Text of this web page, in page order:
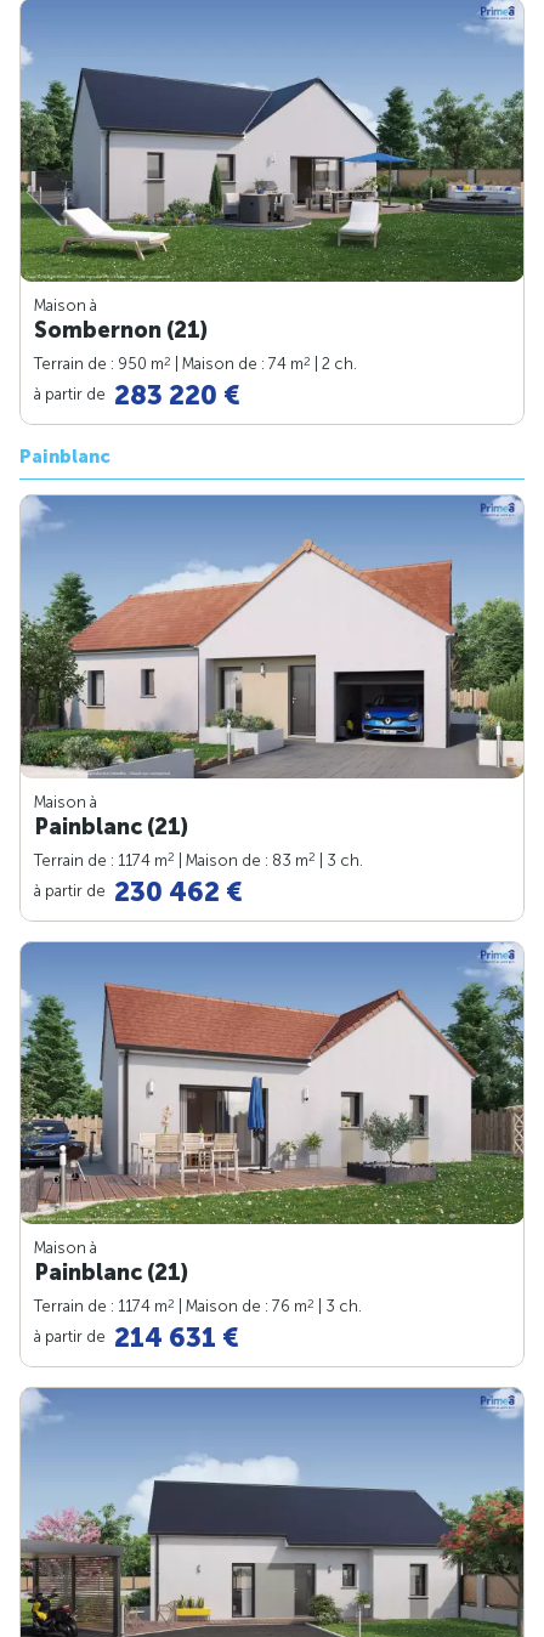
Maison à
Sombernon (21)
Terrain de : 950 m2 | Maison de : 74 m2
| 2 ch.
à partir de 283 220 €
Painblanc
Maison à
Painblanc (21)
Terrain de : 1174 m2 | Maison de : 83 m2
| 3 ch.
à partir de 230 462 €
Maison à
Painblanc (21)
Terrain de : 1174 m2 | Maison de : 76 m2
| 3 ch.
à partir de 214 631 €